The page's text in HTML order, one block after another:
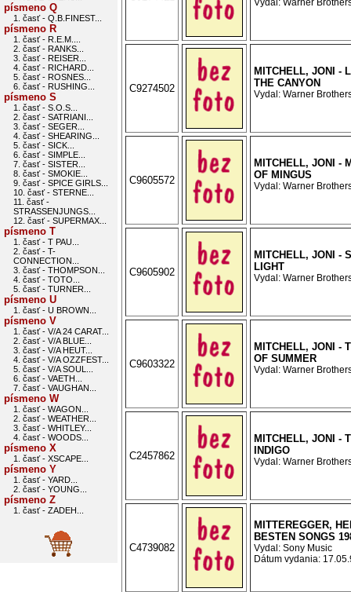
písmeno Q
1. časť - Q.B.FINEST...
písmeno R
1. časť - R.E.M....
2. časť - RANKS...
3. časť - REISER...
4. časť - RICHARD...
5. časť - ROSNES...
6. časť - RUSHING...
písmeno S
1. časť - S.O.S...
2. časť - SATRIANI...
3. časť - SEGER...
4. časť - SHEARING...
5. časť - SICK...
6. časť - SIMPLE...
7. časť - SISTER...
8. časť - SMOKIE...
9. časť - SPICE GIRLS...
10. časť - STERNE...
11. časť -
STRASSENJUNGS...
12. časť - SUPERMAX...
písmeno T
1. časť - T PAU...
2. časť - T-
CONNECTION...
3. časť - THOMPSON...
4. časť - TOTO...
5. časť - TURNER...
písmeno U
1. časť - U BROWN...
písmeno V
1. časť - V/A 24 CARAT...
2. časť - V/A BLUE...
3. časť - V/A HEUT...
4. časť - V/A OZZFEST...
5. časť - V/A SOUL...
6. časť - VAETH...
7. časť - VAUGHAN...
písmeno W
1. časť - WAGON...
2. časť - WEATHER...
3. časť - WHITLEY...
4. časť - WOODS...
písmeno X
1. časť - XSCAPE...
písmeno Y
1. časť - YARD...
2. časť - YOUNG...
písmeno Z
1. časť - ZADEH...
Vydal: Warner
C9274502
MITCHELL, JONI -
THE CANYON
Vydal: Warner
C9605572
MITCHELL, JONI -
OF MINGUS
Vydal: Warner
C9605902
MITCHELL, JONI -
LIGHT
Vydal: Warner
C9603322
MITCHELL, JONI -
OF SUMMER
Vydal: Warner
C2457862
MITCHELL, JONI -
INDIGO
Vydal: Warner
C4739082
MITTEREGGER,
BESTEN SONGS
Vydal: Sony Music
Dátum vydania: